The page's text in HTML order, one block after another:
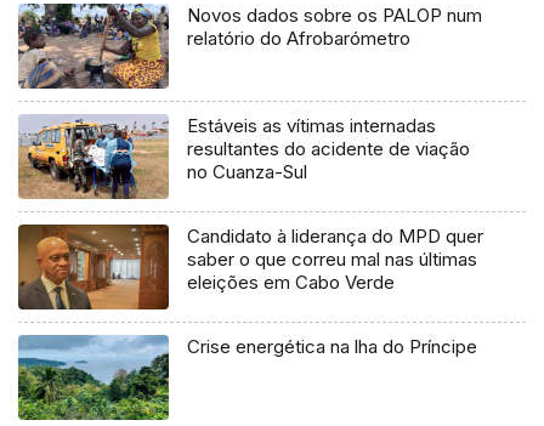
Novos dados sobre os PALOP num
relatório do Afrobarómetro
Estáveis as vítimas internadas
resultantes do acidente de viação
no Cuanza-Sul
Candidato à liderança do MPD quer
saber o que correu mal nas últimas
eleições em Cabo Verde
Crise energética na lha do Príncipe